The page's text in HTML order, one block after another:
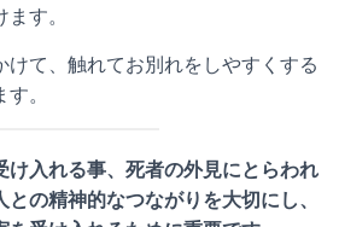
す。
けて、触れてお別れをしやすくする
。
け入れる事、死者の外見にとらわれ
の精神的なつながりを大切にし、